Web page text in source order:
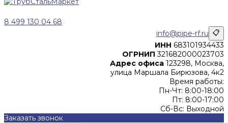
8 499 130 04 68
info@pipe-rf.ru 📋
ИНН 683101934433
ОГРНИП 321682000023703
Адрес офиса 123298, Москва,
улица Маршала Бирюзова, 4к2
Время работы:
Пн-Чт: 8:00-18:00
Пт: 8:00-17:00
Сб-Вс: Выходной
Заказать звонок